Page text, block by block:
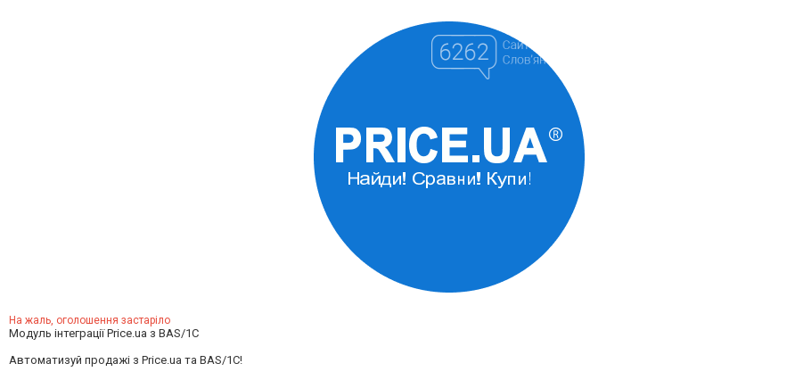
На жаль, оголошення застаріло
Модуль інтеграції Price.ua з BAS/1C
Автоматизуй продажі з Price.ua та BAS/1С!